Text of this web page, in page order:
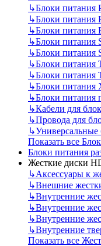
↳Блоки питания
↳Блоки питания
↳Блоки питания
↳Блоки питания
↳Блоки питания
↳Блоки питания
↳Блоки питания
↳Блоки питания
↳Блоки питания
↳Кабели для
↳Провода для
↳Универсальные
Показать все
Блоки питания
Жесткие диски
↳Аксессуары к
↳Внешние
↳Внутренние
↳Внутренние
↳Внутренние
↳Внутренние
Показать все